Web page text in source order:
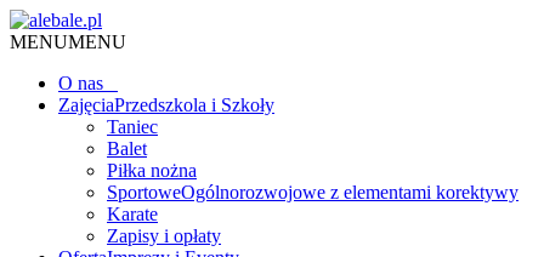
MENUMENU
O nas
ZajęciaPrzedszkola i Szkoły
Taniec
Balet
Piłka nożna
SportoweOgólnorozwojowe z elementami korektywy
Karate
Zapisy i opłaty